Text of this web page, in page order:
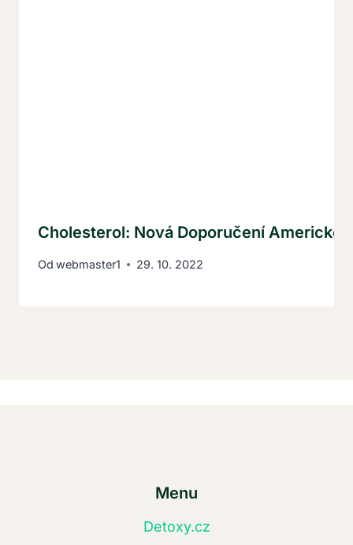
Cholesterol: Nová Doporučení Americké
Od webmaster1 29. 10. 2022
Menu
Detoxy.cz